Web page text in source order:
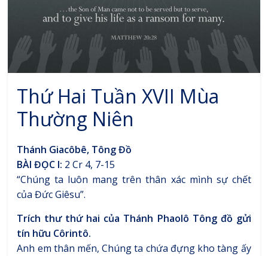
Thứ Hai Tuần XVII Mùa
Thường Niên
Thánh Giacôbê, Tông Đồ
BÀI ĐỌC I: 2 Cr 4, 7-15
“Chúng ta luôn mang trên thân xác mình sự chết
của Đức Giêsu”.
Trích thư thứ hai của Thánh Phaolô Tông đồ gửi
tín hữu Côrintô.
Anh em thân mến, Chúng ta chứa đựng kho tàng ấy